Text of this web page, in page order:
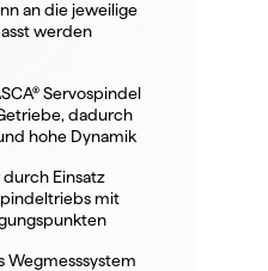
an die jeweilige
werden
Servospindel
dadurch
hohe Dynamik
Einsatz
mit
Wegmesssystem